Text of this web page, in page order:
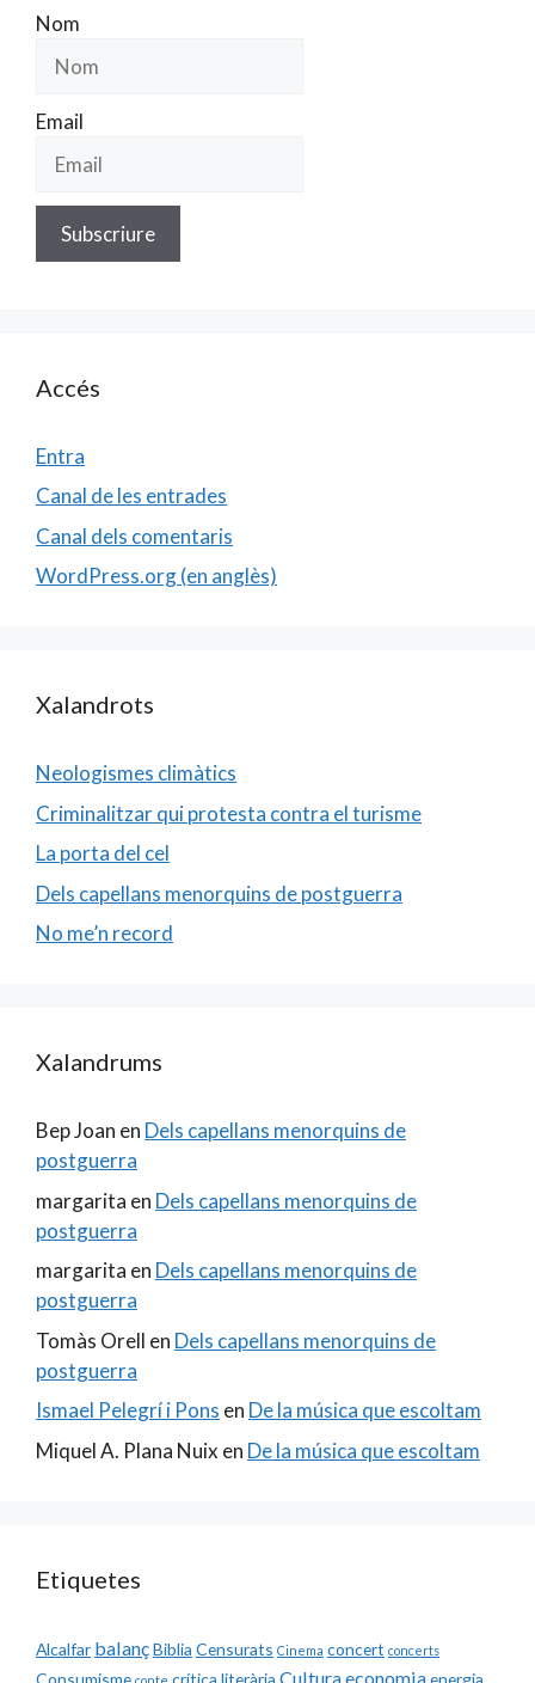
Nom
Email
Accés
Entra
Canal de les entrades
Canal dels comentaris
WordPress.org (en anglès)
Xalandrots
Neologismes climàtics
Criminalitzar qui protesta contra el turisme
La porta del cel
Dels capellans menorquins de postguerra
No me’n record
Xalandrums
Bep Joan en Dels capellans menorquins de
postguerra
margarita en Dels capellans menorquins de
postguerra
margarita en Dels capellans menorquins de
postguerra
Tomàs Orell en Dels capellans menorquins de
postguerra
Ismael Pelegrí i Pons en De la música que escoltam
Miquel A. Plana Nuix en De la música que escoltam
Etiquetes
Alcalfar balançBiblia Censurats Cinema concert concerts
Consumisme conte crítica literària Culturaeconomiaenergia